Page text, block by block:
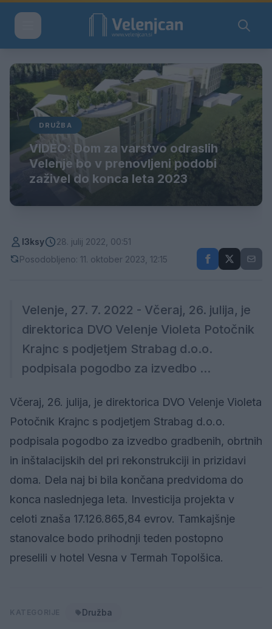
DRUŽBA
VIDEO: Dom za varstvo odraslih
Velenje bo v prenovljeni podobi
zaživel do konca leta 2023
l3ksy
28. julij 2022, 00:51
Posodobljeno: 11. oktober 2023, 12:15
Velenje, 27. 7. 2022 - Včeraj, 26. julija, je
direktorica DVO Velenje Violeta Potočnik
Krajnc s podjetjem Strabag d.o.o.
podpisala pogodbo za izvedbo ...
Včeraj, 26. julija, je direktorica DVO Velenje Violeta
Potočnik Krajnc s podjetjem Strabag d.o.o.
podpisala pogodbo za izvedbo gradbenih, obrtnih
in inštalacijskih del pri rekonstrukciji in prizidavi
doma. Dela naj bi bila končana predvidoma do
konca naslednjega leta. Investicija projekta v
celoti znaša 17.126.865,84 evrov. Tamkajšnje
stanovalce bodo prihodnji teden postopno
preselili v hotel Vesna v Termah Topolšica.
Družba